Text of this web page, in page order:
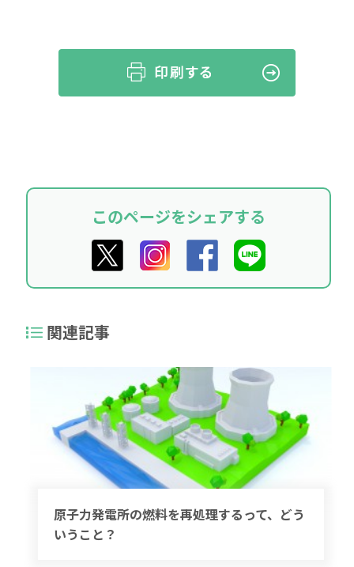
このページをシェアする
関連記事
原子力発電所の燃料を再処理するって、どう
いうこと？